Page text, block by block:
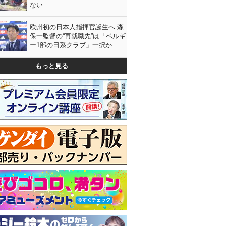
ない
欧州初の日本人指揮官誕生へ 森
保一監督の“再就職先”は「ベルギ
ー1部の日系クラブ」一択か
もっと見る